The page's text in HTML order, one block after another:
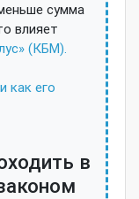
сумма
влияет
(КБМ).
как его
в